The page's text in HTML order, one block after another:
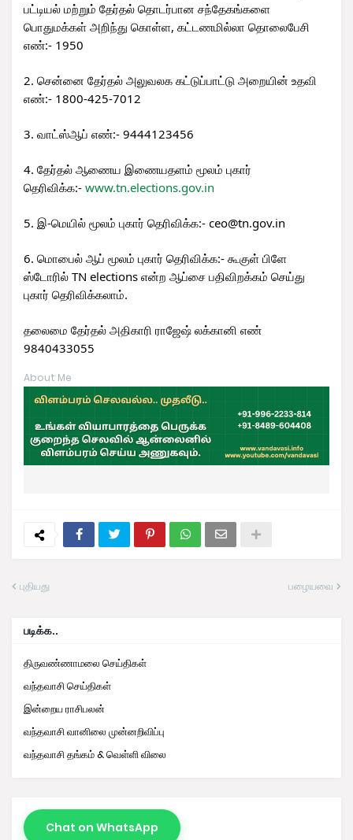
பட்டியல் மற்றும் தேர்தல் தொடர்பான சந்தேகங்களை
பொதுமக்கள் அறிந்து கொள்ள, கட்டணமில்லா தொலைபேசி
எண்:- 1950
2. சென்னை தேர்தல் அலுவலக கட்டுப்பாட்டு அறையின் உதவி
எண்:- 1800-425-7012
3. வாட்ஸ்ஆப் எண்:- 9444123456
4. தேர்தல் ஆணைய இணையதளம் மூலம் புகார்
தெரிவிக்க:- www.tn.elections.gov.in
5. இ-மெயில் மூலம் புகார் தெரிவிக்க:- ceo@tn.gov.in
6. மொபைல் ஆப் மூலம் புகார் தெரிவிக்க:- கூகுள் பிளே
ஸ்டோரில் TN elections என்ற ஆப்சை பதிவிறக்கம் செய்து
புகார் தெரிவிக்கலாம்.
தலைமை தேர்தல் அதிகாரி ராஜேஷ் லக்கானி எண்
9840433055
About Me
புதியது பழையவை
படிக்க..
திருவண்ணாமலை செய்திகள்
வந்தவாசி செய்திகள்
இன்றைய ராசிபலன்
வந்தவாசி வானிலை முன்னறிவிப்பு
வந்தவாசி தங்கம் & வெள்ளி விலை
Chat on WhatsApp